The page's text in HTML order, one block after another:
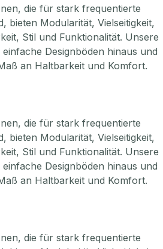
die für stark frequentierte
bieten Modularität, Vielseitigkeit,
Stil und Funktionalität. Unsere
Designböden hinaus und
an Haltbarkeit und Komfort.
die für stark frequentierte
bieten Modularität, Vielseitigkeit,
Stil und Funktionalität. Unsere
Designböden hinaus und
an Haltbarkeit und Komfort.
die für stark frequentierte